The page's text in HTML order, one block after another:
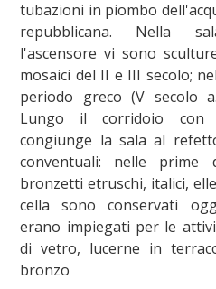
tubazioni in piombo
repubblicana. Nella
l'ascensore vi sono
mosaici del II e III secolo;
periodo greco (V secolo
Lungo il corridoio con
congiunge la sala al
conventuali: nelle
bronzetti etruschi, italici,
cella sono conservati
erano impiegati per le
di vetro, lucerne in
bronzo